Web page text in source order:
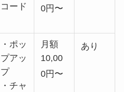
コード
0円〜
・ポッ
プアッ
プ
・チャ
月額
10,00
0円〜
あり